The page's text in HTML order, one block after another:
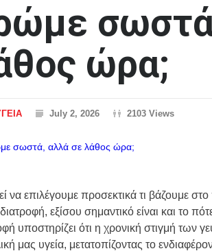
ώρα;
July 2, 2026 2103 Views
να επιλέγουμε προσεκτικά τι βάζουμε
εξίσου σημαντικό είναι και το
υποστηρίζει ότι η χρονική στιγμή των
μας υγεία, μετατοπίζοντας το